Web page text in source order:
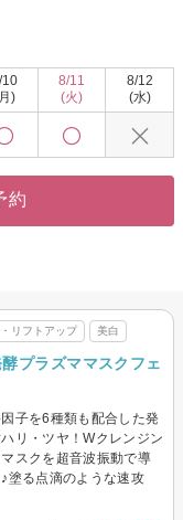
さんいただいておりま
の唯一無二の技術でリピ
「酸化」を無くし、最先
10
)
8/11
(火)
8/12
(水)
約
リフトアップ 美白
プラズママスクフェ
子を6種類も配合した発
リ・ツヤ！Wクレンジン
スクを超音波振動で導
塗る点滴のような速攻